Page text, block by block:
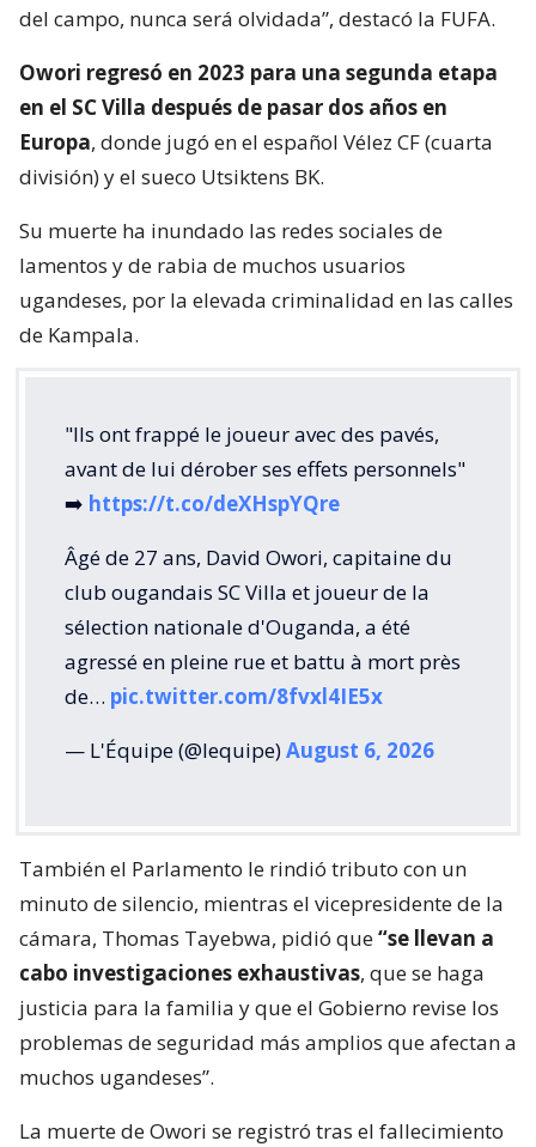
del campo, nunca será olvidada”, destacó la FUFA.
Owori regresó en 2023 para una segunda etapa
en el SC Villa después de pasar dos años en
Europa, donde jugó en el español Vélez CF (cuarta
división) y el sueco Utsiktens BK.
Su muerte ha inundado las redes sociales de
lamentos y de rabia de muchos usuarios
ugandeses, por la elevada criminalidad en las calles
de Kampala.
"Ils ont frappé le joueur avec des pavés,
avant de lui dérober ses effets personnels"
➡️ https://t.co/deXHspYQre
Âgé de 27 ans, David Owori, capitaine du
club ougandais SC Villa et joueur de la
sélection nationale d'Ouganda, a été
agressé en pleine rue et battu à mort près
de… pic.twitter.com/8fvxl4IE5x
— L'Équipe (@lequipe)August 6, 2026
También el Parlamento le rindió tributo con un
minuto de silencio, mientras el vicepresidente de la
cámara, Thomas Tayebwa, pidió que“se llevan a
cabo investigaciones exhaustivas, que se haga
justicia para la familia y que el Gobierno revise los
problemas de seguridad más amplios que afectan a
muchos ugandeses”.
La muerte de Owori se registró tras el fallecimiento